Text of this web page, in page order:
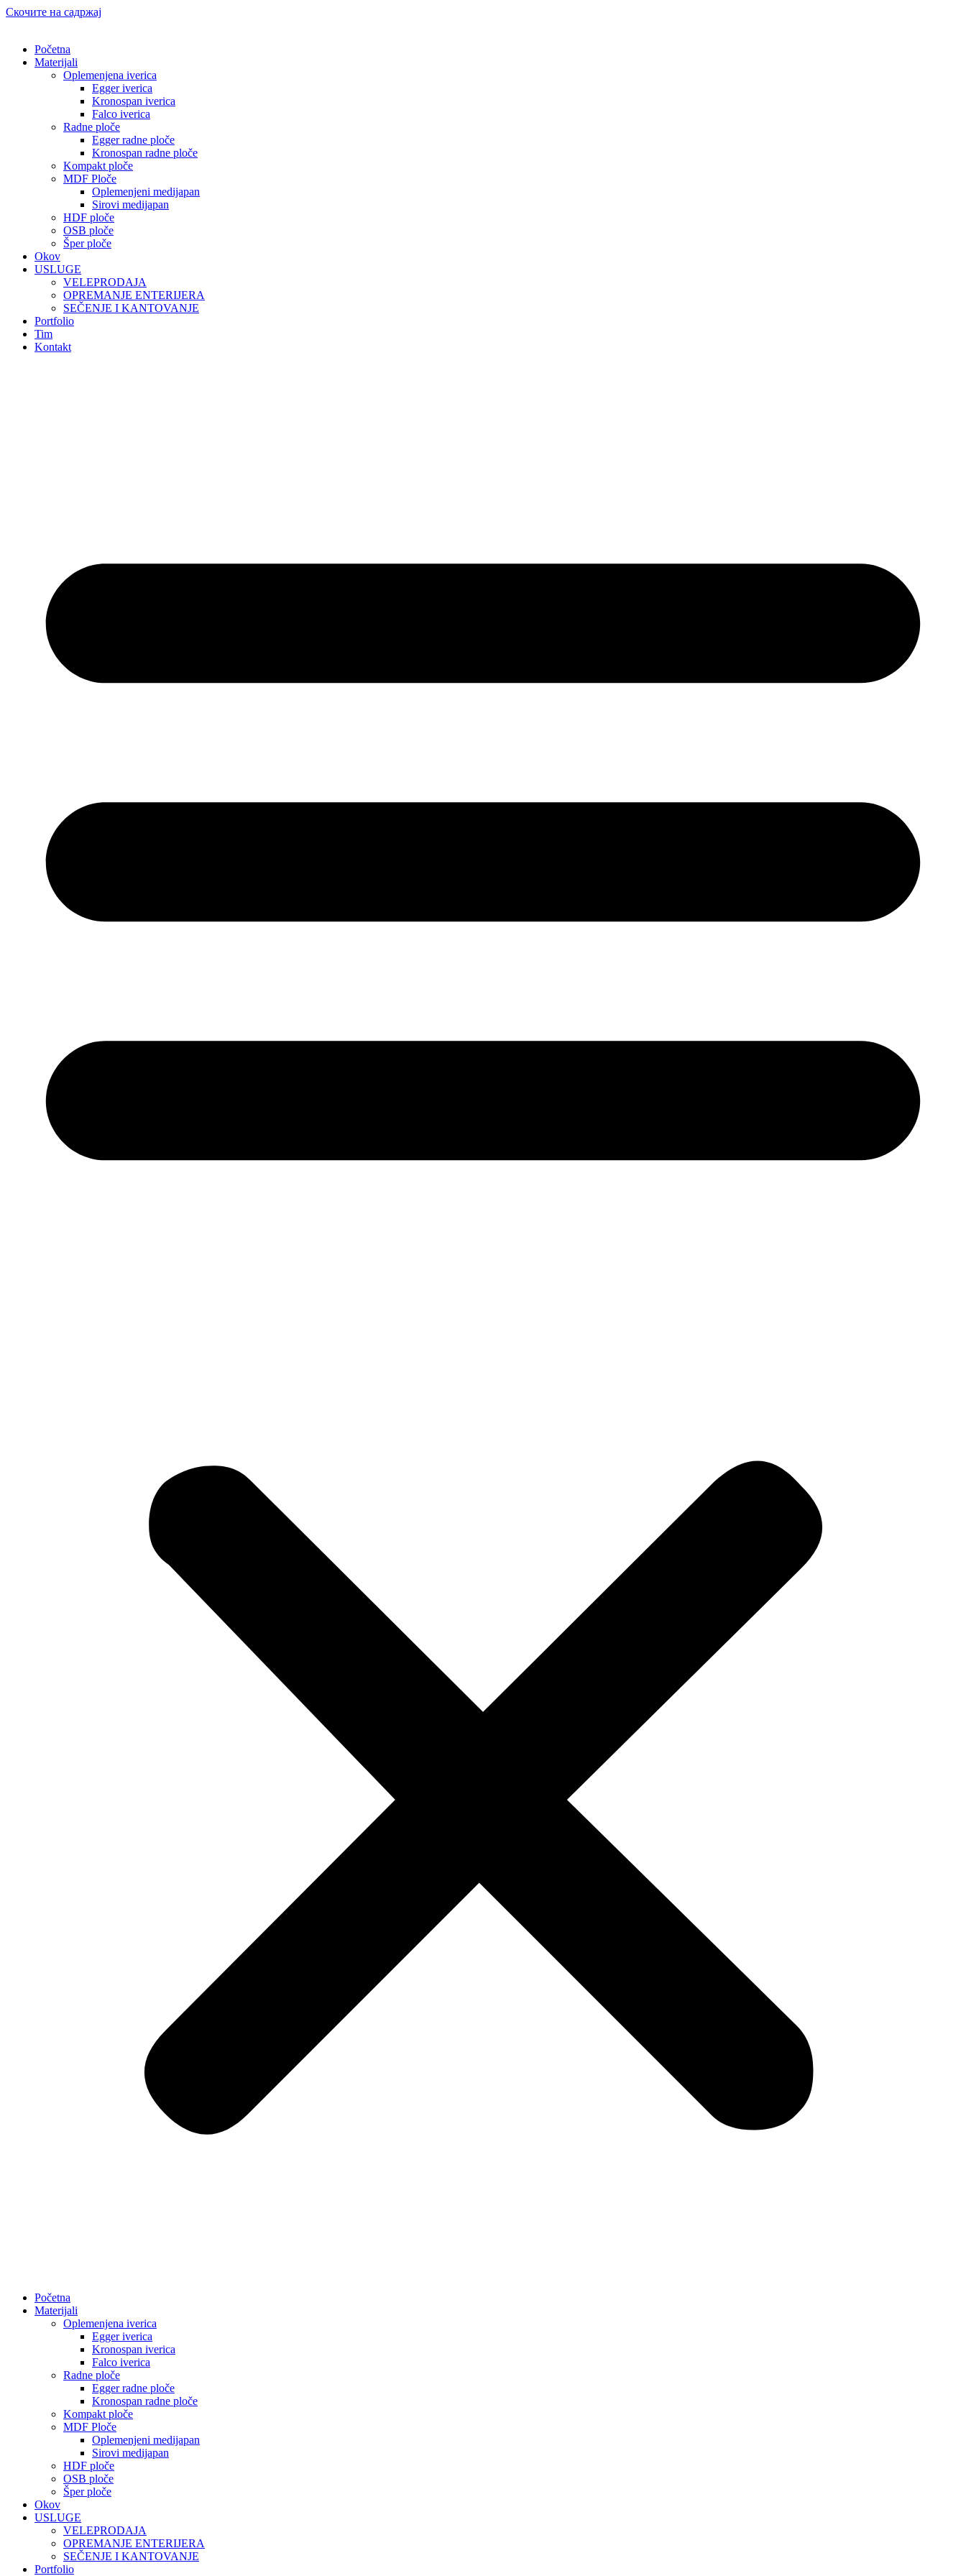
Скочите на садржај
Početna
Materijali
Oplemenjena iverica
Egger iverica
Kronospan iverica
Falco iverica
Radne ploče
Egger radne ploče
Kronospan radne ploče
Kompakt ploče
MDF Ploče
Oplemenjeni medijapan
Sirovi medijapan
HDF ploče
OSB ploče
Šper ploče
Okov
USLUGE
VELEPRODAJA
OPREMANJE ENTERIJERA
SEČENJE I KANTOVANJE
Portfolio
Tim
Kontakt
Početna
Materijali
Oplemenjena iverica
Egger iverica
Kronospan iverica
Falco iverica
Radne ploče
Egger radne ploče
Kronospan radne ploče
Kompakt ploče
MDF Ploče
Oplemenjeni medijapan
Sirovi medijapan
HDF ploče
OSB ploče
Šper ploče
Okov
USLUGE
VELEPRODAJA
OPREMANJE ENTERIJERA
SEČENJE I KANTOVANJE
Portfolio